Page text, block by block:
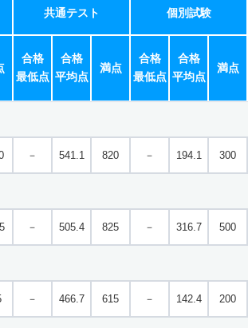
共通テスト 個別試験
合格
最低点
合格
平均点
満点
合格
最低点
合格
平均点
満点
－ 541.1 820 － 194.1 300
－ 505.4 825 － 316.7 500
－ 466.7 615 － 142.4 200